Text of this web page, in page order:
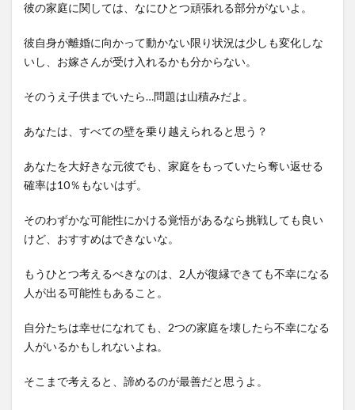
彼の家庭に関しては、なにひとつ頑張れる部分がないよ。
彼自身が離婚に向かって動かない限り状況は少しも変化しな
いし、お嫁さんが受け入れるかも分からない。
そのうえ子供までいたら…問題は山積みだよ。
あなたは、すべての壁を乗り越えられると思う？
あなたを大好きな元彼でも、家庭をもっていたら奪い返せる
確率は10％もないはず。
そのわずかな可能性にかける覚悟があるなら挑戦しても良い
けど、おすすめはできないな。
もうひとつ考えるべきなのは、2人が復縁できても不幸になる
人が出る可能性もあること。
自分たちは幸せになれても、2つの家庭を壊したら不幸になる
人がいるかもしれないよね。
そこまで考えると、諦めるのが最善だと思うよ。